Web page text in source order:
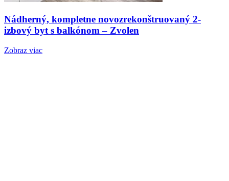
Nádherný, kompletne novozrekonštruovaný 2-
izbový byt s balkónom – Zvolen
Zobraz viac